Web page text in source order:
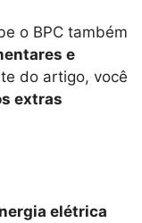
o BPC também
e
do artigo, você
extras
elétrica